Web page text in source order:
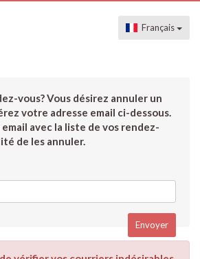
Français
vous? Vous désirez annuler un
votre adresse email ci-dessous.
avec la liste de vos rendez-
de les annuler.